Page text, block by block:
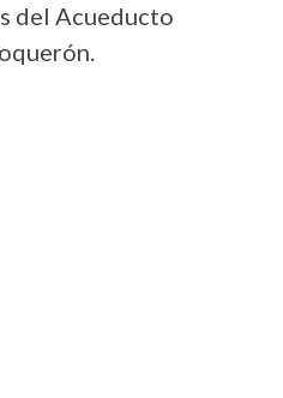
del Acueducto